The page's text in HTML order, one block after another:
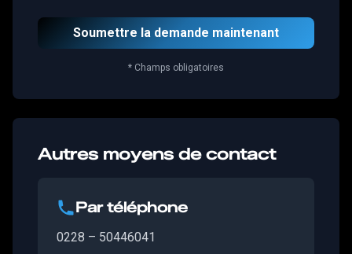
Soumettre la demande maintenant
* Champs obligatoires
Autres moyens de contact
Par téléphone
0228 – 50446041